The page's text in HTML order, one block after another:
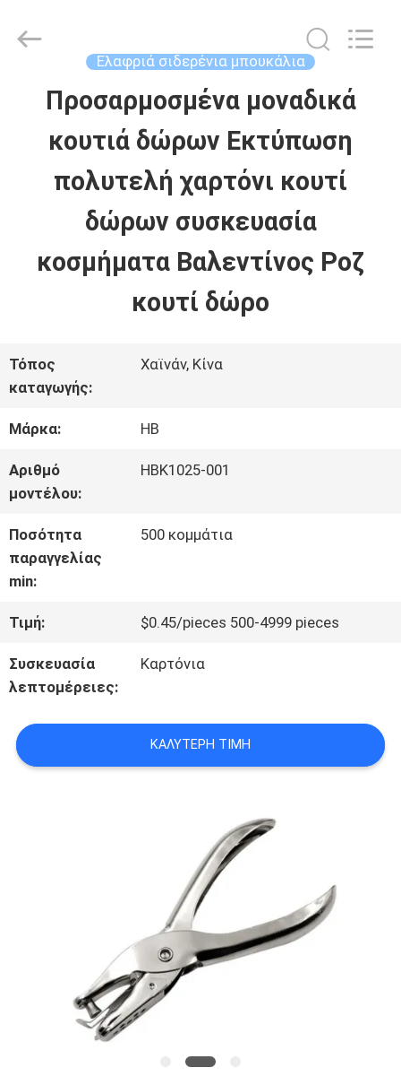
ΣΠΊΤΙ
ΠΡΟΪΌΝΤΑ
ΣΧΕΤΙΚΆ
ΕΠΙΣΚΈΨΕΙΣ
ΣΤΟ
ΕΡΓΟΣΤΆΣΙΟ
ΈΛΕΓΧΟΣ
ΠΟΙΌΤΗΤΑΣ
ΕΠΙΚΟΙΝΩΝΉΣΤΕ
ΜΑΖΊ
ΜΑΣ
ΠΡΟΣΦΟΡΆ
Ελαφριά σιδερένια μπουκάλια
Προσαρμοσμένα μοναδικά
κουτιά δώρων Εκτύπωση
πολυτελή χαρτόνι κουτί
δώρων συσκευασία
κοσμήματα Βαλεντίνος Ροζ
κουτί δώρο
Τόπος
καταγωγής:
Χαϊνάν, Κίνα
Μάρκα: HB
Αριθμό
μοντέλου:
HBK1025-001
Ποσότητα
παραγγελίας
min:
500 κομμάτια
Τιμή: $0.45/pieces 500-4999 pieces
Συσκευασία
λεπτομέρειες:
Καρτόνια
ΚΑΛΎΤΕΡΗ ΤΙΜΉ